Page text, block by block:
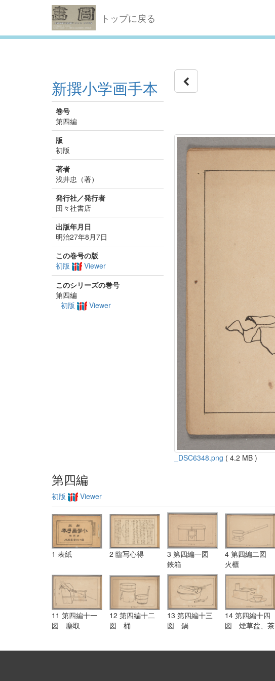
トップに戻る
新撰小学画手本
巻号
第四編
版
初版
著者
浅井忠（著）
発行社／発行者
団々社書店
出版年月日
明治27年8月7日
この巻号の版
初版
Viewer
このシリーズの巻号
第四編
初版
Viewer
_DSC6348.png ( 4.2 MB )
第四編
初版 Viewer
1 表紙 2 臨写心得
3 第四編一図
鋏箱
4 第四編二図
火櫃
11 第四編十一
図 塵取
12 第四編十二
図 桶
13 第四編十三
図 鍋
14 第四編十四
図 煙草盆、茶